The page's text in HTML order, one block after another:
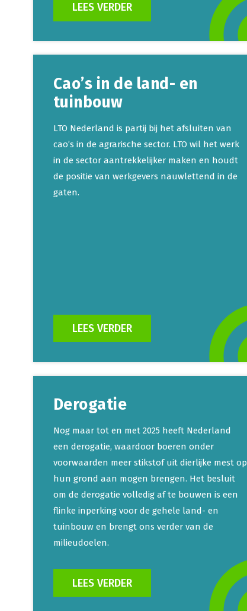
LEES VERDER
Cao’s in de land- en
tuinbouw
LTO Nederland is partij bij het afsluiten van
cao’s in de agrarische sector. LTO wil het werk
in de sector aantrekkelijker maken en houdt
de positie van werkgevers nauwlettend in de
gaten.
LEES VERDER
Derogatie
Nog maar tot en met 2025 heeft Nederland
een derogatie, waardoor boeren onder
voorwaarden meer stikstof uit dierlijke mest op
hun grond aan mogen brengen. Het besluit
om de derogatie volledig af te bouwen is een
flinke inperking voor de gehele land- en
tuinbouw en brengt ons verder van de
milieudoelen.
LEES VERDER